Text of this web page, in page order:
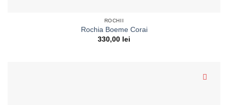
ROCHII
Rochia Boeme Corai
330,00 lei